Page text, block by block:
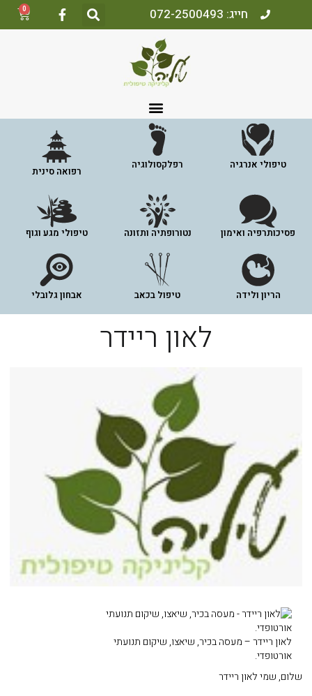
חייג: 072-2500493 0
טיפולי אנרגיה רפלקסולוגיה
רפואה סינית
פסיכותרפיה ואימון נטורופתיה ותזונה טיפולי מגע וגוף
הריון ולידה טיפול בכאב אבחון גלובלי
לאון ריידר
לאון ריידר – מעסה בכיר, שיאצו, שיקום תנועתי
אורטופדי.
שלום, שמי לאון ריידר